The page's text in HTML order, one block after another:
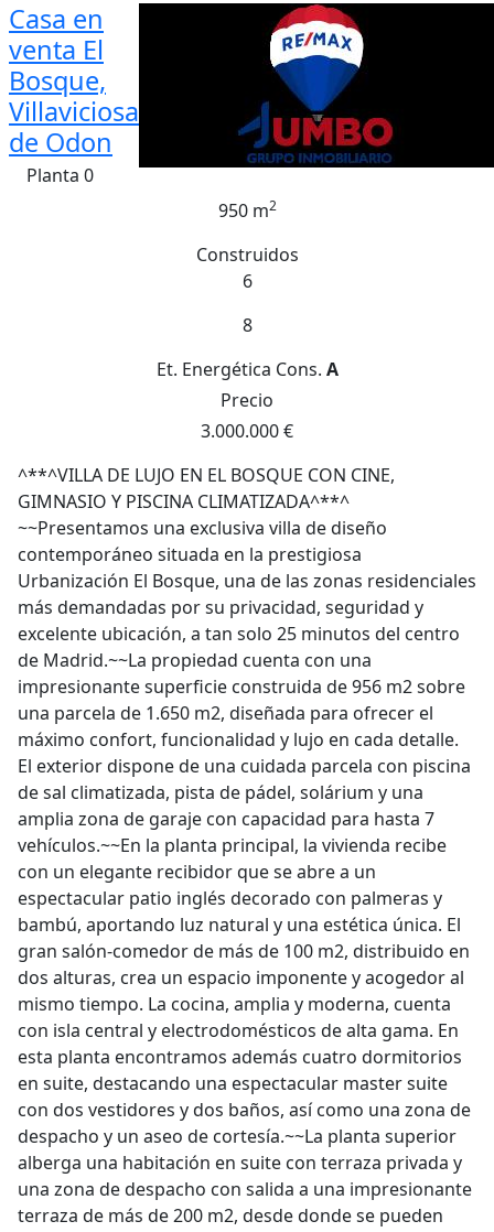
Casa en
venta El
Bosque,
Villaviciosa
de Odon
Planta 0
950 m2
Construidos
6
8
Et. Energética Cons. A
Precio
3.000.000 €
^**^VILLA DE LUJO EN EL BOSQUE CON CINE,
GIMNASIO Y PISCINA CLIMATIZADA^**^
~~Presentamos una exclusiva villa de diseño
contemporáneo situada en la prestigiosa
Urbanización El Bosque, una de las zonas residenciales
más demandadas por su privacidad, seguridad y
excelente ubicación, a tan solo 25 minutos del centro
de Madrid.~~La propiedad cuenta con una
impresionante superficie construida de 956 m2 sobre
una parcela de 1.650 m2, diseñada para ofrecer el
máximo confort, funcionalidad y lujo en cada detalle.
El exterior dispone de una cuidada parcela con piscina
de sal climatizada, pista de pádel, solárium y una
amplia zona de garaje con capacidad para hasta 7
vehículos.~~En la planta principal, la vivienda recibe
con un elegante recibidor que se abre a un
espectacular patio inglés decorado con palmeras y
bambú, aportando luz natural y una estética única. El
gran salón-comedor de más de 100 m2, distribuido en
dos alturas, crea un espacio imponente y acogedor al
mismo tiempo. La cocina, amplia y moderna, cuenta
con isla central y electrodomésticos de alta gama. En
esta planta encontramos además cuatro dormitorios
en suite, destacando una espectacular master suite
con dos vestidores y dos baños, así como una zona de
despacho y un aseo de cortesía.~~La planta superior
alberga una habitación en suite con terraza privada y
una zona de despacho con salida a una impresionante
terraza de más de 200 m2, desde donde se pueden